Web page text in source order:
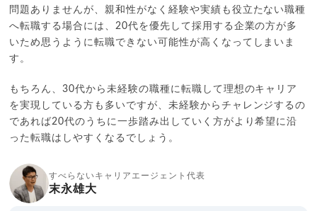
問題ありませんが、親和性がなく経験や実績も役立たない職種
へ転職する場合には、20代を優先して採用する企業の方が多
いため思うように転職できない可能性が高くなってしまいま
す。
もちろん、30代から未経験の職種に転職して理想のキャリア
を実現している方も多いですが、未経験からチャレンジするの
であれば20代のうちに一歩踏み出していく方がより希望に沿
った転職はしやすくなるでしょう。
すべらないキャリアエージェント代表
末永雄大